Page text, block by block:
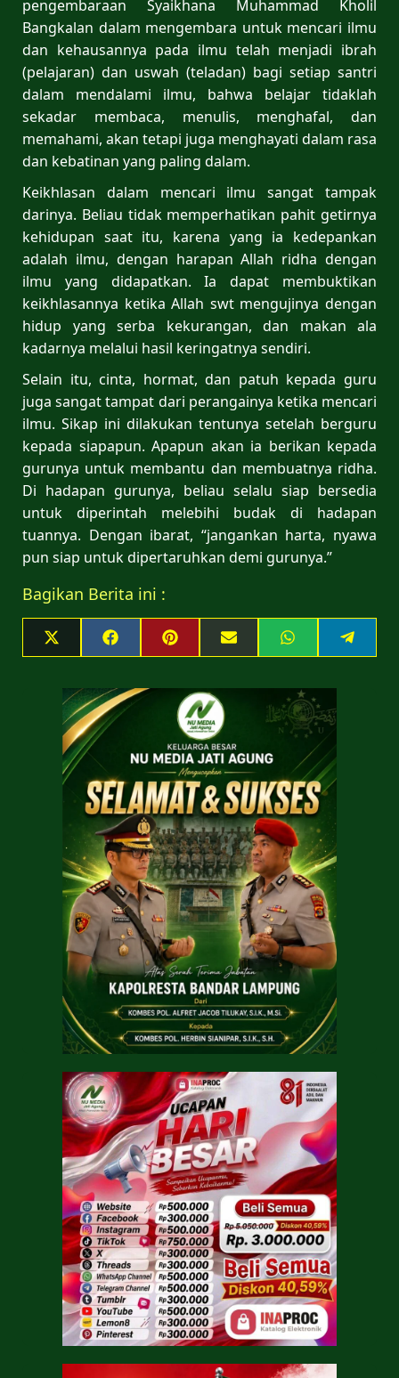
pengembaraan Syaikhana Muhammad Kholil
Bangkalan dalam mengembara untuk mencari ilmu
dan kehausannya pada ilmu telah menjadi ibrah
(pelajaran) dan uswah (teladan) bagi setiap santri
dalam mendalami ilmu, bahwa belajar tidaklah
sekadar membaca, menulis, menghafal, dan
memahami, akan tetapi juga menghayati dalam rasa
dan kebatinan yang paling dalam.
Keikhlasan dalam mencari ilmu sangat tampak
darinya. Beliau tidak memperhatikan pahit getirnya
kehidupan saat itu, karena yang ia kedepankan
adalah ilmu, dengan harapan Allah ridha dengan
ilmu yang didapatkan. Ia dapat membuktikan
keikhlasannya ketika Allah swt mengujinya dengan
hidup yang serba kekurangan, dan makan ala
kadarnya melalui hasil keringatnya sendiri.
Selain itu, cinta, hormat, dan patuh kepada guru
juga sangat tampat dari perangainya ketika mencari
ilmu. Sikap ini dilakukan tentunya setelah berguru
kepada siapapun. Apapun akan ia berikan kepada
gurunya untuk membantu dan membuatnya ridha.
Di hadapan gurunya, beliau selalu siap bersedia
untuk diperintah melebihi budak di hadapan
tuannya. Dengan ibarat, “jangankan harta, nyawa
pun siap untuk dipertaruhkan demi gurunya.”
Bagikan Berita ini :